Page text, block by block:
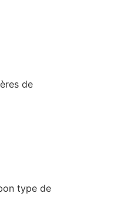
de
type de